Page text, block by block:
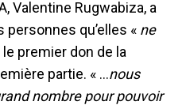
Valentine Rugwabiza, a
personnes qu’elles « ne
premier don de la
partie. « …nous
nombre pour pouvoir